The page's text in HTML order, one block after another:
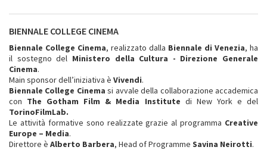
BIENNALE COLLEGE CINEMA
Biennale College Cinema, realizzato dalla Biennale di Venezia, ha
il sostegno del Ministero della Cultura - Direzione Generale
Cinema.
Main sponsor dell’iniziativa è Vivendi.
Biennale College Cinema si avvale della collaborazione accademica
con The Gotham Film & Media Institute di New York e del
TorinoFilmLab.
Le attività formative sono realizzate grazie al programma Creative
Europe – Media.
Direttore è Alberto Barbera, Head of Programme Savina Neirotti.